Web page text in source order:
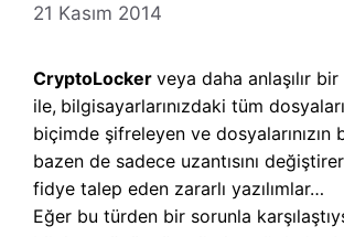
21 Kasım 2014
CryptoLocker veya daha anlaşılır
ile, bilgisayarlarınızdaki tüm
biçimde şifreleyen ve dosyalarınızın
bazen de sadece uzantısını
fidye talep eden zararlı yazılımlar…
Eğer bu türden bir sorunla